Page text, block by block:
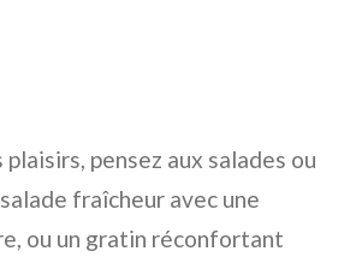
pensez aux salades ou
fraîcheur avec une
ou un gratin réconfortant